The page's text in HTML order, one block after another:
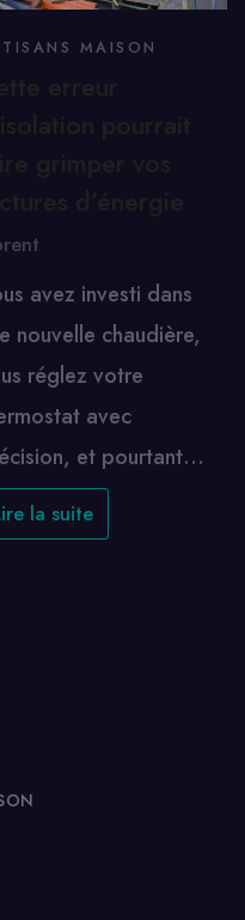
MAISON
avez investi dans
nouvelle chaudière,
réglez votre
avec
et pourtant…
la suite